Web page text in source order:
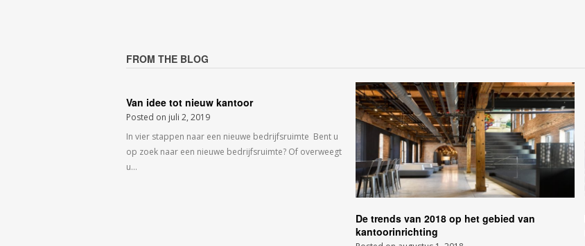
FROM THE BLOG
Van idee tot nieuw kantoor
Posted on juli 2, 2019
In vier stappen naar een nieuwe bedrijfsruimte Bent u
op zoek naar een nieuwe bedrijfsruimte? Of overweegt
u…
De trends van 2018 op het gebied van
kantoorinrichting